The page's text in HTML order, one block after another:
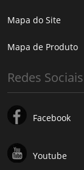
Mapa do Site
Mapa de Produto
Redes Sociais
Facebook
Youtube